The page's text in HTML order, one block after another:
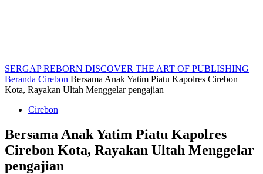
SERGAP REBORN DISCOVER THE ART OF PUBLISHING
Beranda Cirebon Bersama Anak Yatim Piatu Kapolres Cirebon
Kota, Rayakan Ultah Menggelar pengajian
Cirebon
Bersama Anak Yatim Piatu Kapolres
Cirebon Kota, Rayakan Ultah Menggelar
pengajian